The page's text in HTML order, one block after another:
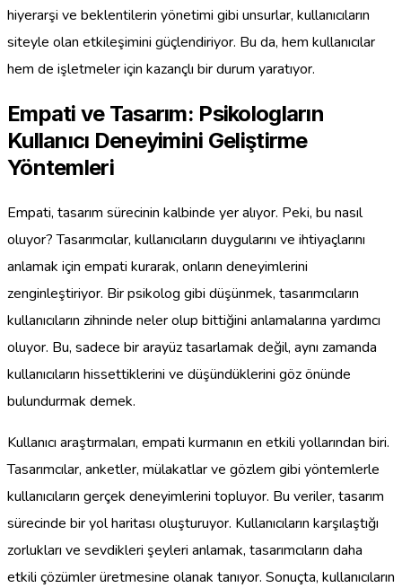
hiyerarşi ve beklentilerin yönetimi gibi unsurlar, kullanıcıların
siteyle olan etkileşimini güçlendiriyor. Bu da, hem kullanıcılar
hem de işletmeler için kazançlı bir durum yaratıyor.
Empati ve Tasarım: Psikologların
Kullanıcı Deneyimini Geliştirme
Yöntemleri
Empati, tasarım sürecinin kalbinde yer alıyor. Peki, bu nasıl
oluyor? Tasarımcılar, kullanıcıların duygularını ve ihtiyaçlarını
anlamak için empati kurarak, onların deneyimlerini
zenginleştiriyor. Bir psikolog gibi düşünmek, tasarımcıların
kullanıcıların zihninde neler olup bittiğini anlamalarına yardımcı
oluyor. Bu, sadece bir arayüz tasarlamak değil, aynı zamanda
kullanıcıların hissettiklerini ve düşündüklerini göz önünde
bulundurmak demek.
Kullanıcı araştırmaları, empati kurmanın en etkili yollarından biri.
Tasarımcılar, anketler, mülakatlar ve gözlem gibi yöntemlerle
kullanıcıların gerçek deneyimlerini topluyor. Bu veriler, tasarım
sürecinde bir yol haritası oluşturuyor. Kullanıcıların karşılaştığı
zorlukları ve sevdikleri şeyleri anlamak, tasarımcıların daha
etkili çözümler üretmesine olanak tanıyor. Sonuçta, kullanıcıların